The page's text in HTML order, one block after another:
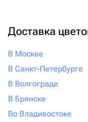
Доставка
В Москве
В Санкт-Петербурге
В Волгограде
В Брянске
Во Владивостоке